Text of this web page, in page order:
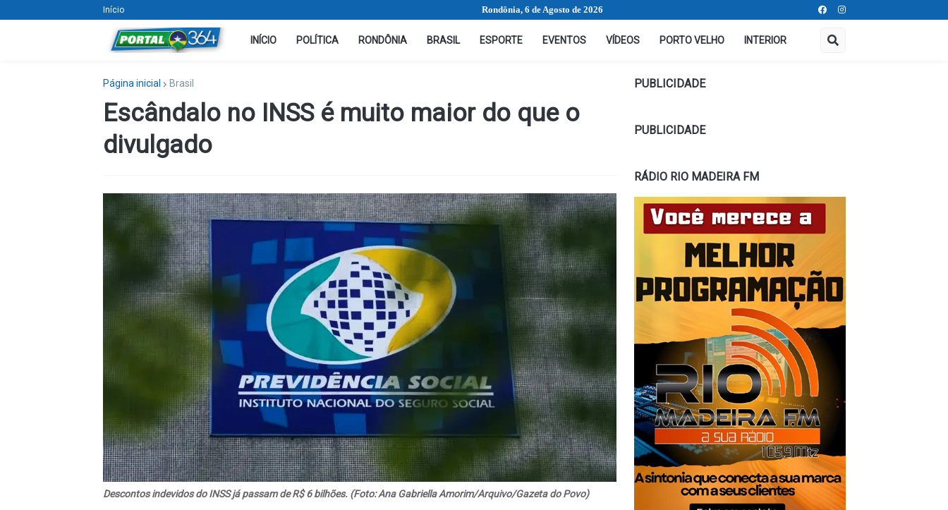
Início Rondônia, 6 de Agosto de 2026
INÍCIO POLÍTICA RONDÔNIA BRASIL ESPORTE EVENTOS VÍDEOS PORTO VELHO INTERIOR
Página inicial Brasil
Escândalo no INSS é muito maior do que o
divulgado
Descontos indevidos do INSS já passam de R$ 6 bilhões. (Foto: Ana Gabriella Amorim/Arquivo/Gazeta do Povo)
PUBLICIDADE
PUBLICIDADE
RÁDIO RIO MADEIRA FM